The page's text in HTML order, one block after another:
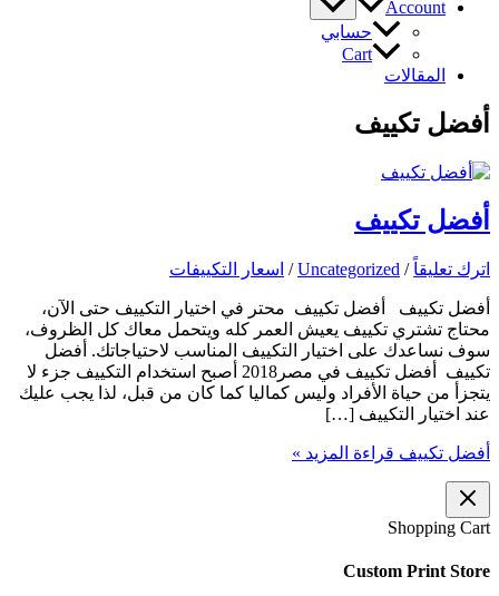
Account
حسابي
Cart
المقالات
أفضل تكييف
أفضل تكييف
اترك تعليقاً /
Uncategorized
/ اسعار التكييفات
أفضل تكييف أفضل تكييف محتر في اختيار التكييف حتى الآن،
محتاج تشتري تكييف يعيش العمر كله ويتحمل معاك كل الظروف،
سوف نساعدك على اختيار التكييف المناسب لاحتياجاتك. أفضل
تكييف أفضل تكييف في مصر2018 أصبح استخدام التكييف جزء لا
يتجزأ من حياة الأفراد وليس كماليا كما كان من قبل، لذا يجب عليك
عند اختيار التكييف […]
أفضل تكييف قراءة المزيد »
Shopping Cart
Custom Print Store